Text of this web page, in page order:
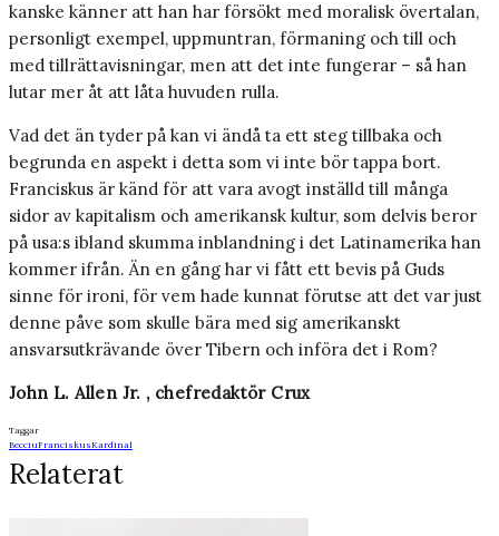
kanske känner att han har försökt med moralisk övertalan,
personligt exempel, uppmuntran, förmaning och till och
med tillrättavisningar, men att det inte fungerar – så han
lutar mer åt att låta huvuden rulla.
Vad det än tyder på kan vi ändå ta ett steg tillbaka och
begrunda en aspekt i detta som vi inte bör tappa bort.
Franciskus är känd för att vara avogt inställd till många
sidor av kapitalism och amerikansk kultur, som delvis beror
på usa:s ibland skumma inblandning i det Latinamerika han
kommer ifrån. Än en gång har vi fått ett bevis på Guds
sinne för ironi, för vem hade kunnat förutse att det var just
denne påve som skulle bära med sig amerikanskt
ansvarsutkrävande över Tibern och införa det i Rom?
John L. Allen Jr. , chefredaktör Crux
Taggar
BecciuFranciskusKardinal
Relaterat